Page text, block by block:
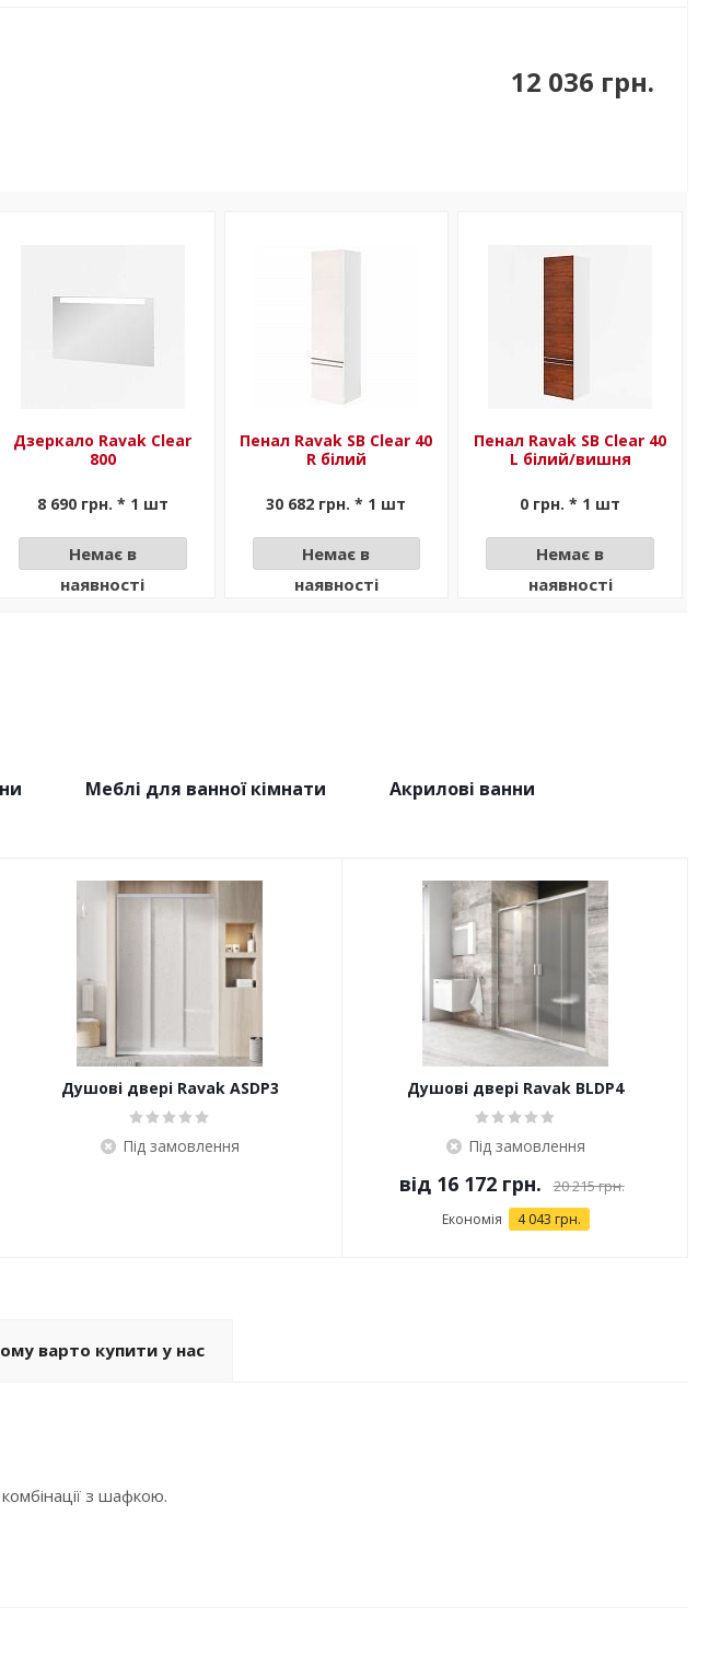
12 036 грн.
Дзеркало Ravak Clear
800
8 690 грн. * 1 шт
Немає в
наявності
Пенал Ravak SB Clear 40
R білий
30 682 грн. * 1 шт
Немає в
наявності
Пенал Ravak SB Clear 40
L білий/вишня
0 грн. * 1 шт
Немає в
наявності
Меблі для ванної кімнати
Акрилові ванни
Душові двері Ravak ASDP3
Під замовлення
Душові двері Ravak BLDP4
Під замовлення
від 16 172 грн. 20 215 грн.
Економія 4 043 грн.
варто купити у нас
з шафкою.